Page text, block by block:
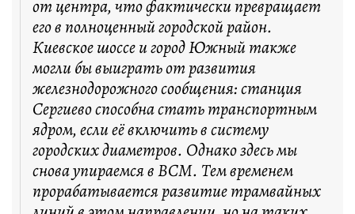
от центра, что фактически превращает
его в полноценный городской район.
Киевское шоссе и город Южный также
могли бы выиграть от развития
железнодорожного сообщения: станция
Сергиево способна стать транспортным
ядром, если её включить в систему
городских диаметров. Однако здесь мы
снова упираемся в ВСМ. Тем временем
прорабатывается развитие трамвайных